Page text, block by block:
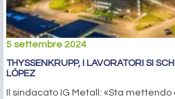
5 settembre 2024
THYSSENKRUPP, I LAVORATORI SI
LÓPEZ
Il sindacato IG Metall: «Sta